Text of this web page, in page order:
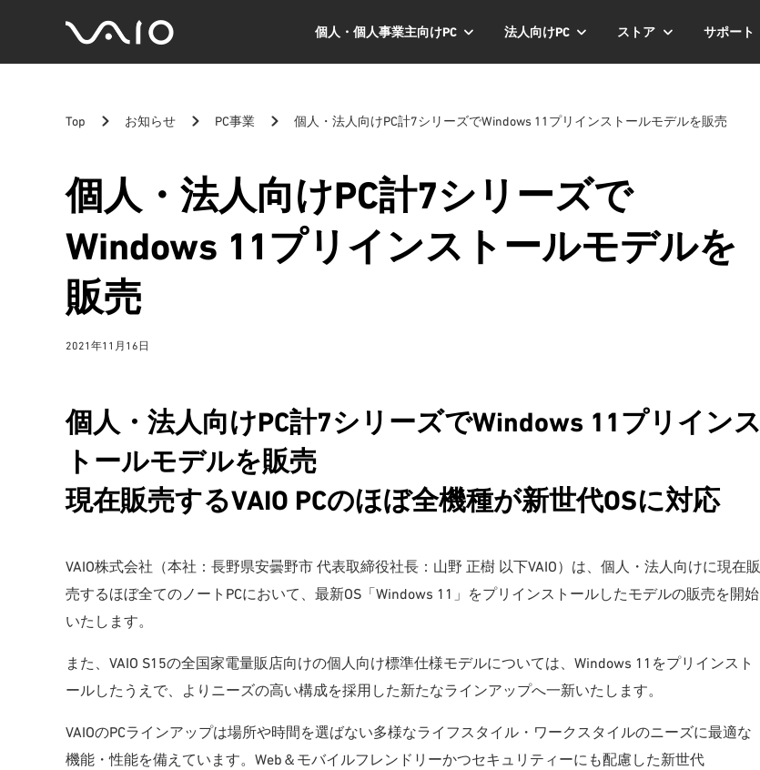
イ
個人・個人事業主向けPC 法人向けPC ストア サポート
Top お知らせ PC事業 個人・法人向けPC計7シリーズでWindows 11プリインストールモデルを販売
個人・法人向けPC計7シリーズで
Windows 11プリインストールモデルを
販売
2021年11月16日
個人・法人向けPC計7シリーズでWindows 11プリインス
トールモデルを販売
現在販売するVAIO PCのほぼ全機種が新世代OSに対応
VAIO株式会社（本社：長野県安曇野市 代表取締役社長：山野 正樹 以下VAIO）は、個人・法人向けに現在販
売するほぼ全てのノートPCにおいて、最新OS「Windows 11」をプリインストールしたモデルの販売を開始
いたします。
また、VAIO S15の全国家電量販店向けの個人向け標準仕様モデルについては、Windows 11をプリインスト
ールしたうえで、よりニーズの高い構成を採用した新たなラインアップへ一新いたします。
VAIOのPCラインアップは場所や時間を選ばない多様なライフスタイル・ワークスタイルのニーズに最適な
機能・性能を備えています。Web＆モバイルフレンドリーかつセキュリティーにも配慮した新世代